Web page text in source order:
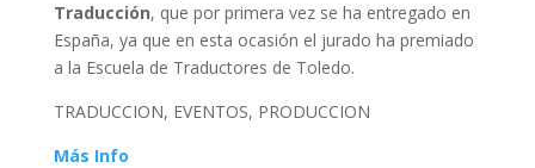
Traducción, que por primera vez se ha entregado en
España, ya que en esta ocasión el jurado ha premiado
a la Escuela de Traductores de Toledo.
TRADUCCION, EVENTOS, PRODUCCION
Más Info